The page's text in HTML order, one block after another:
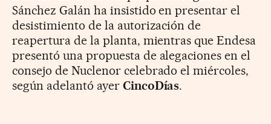
Sánchez Galán ha insistido en presentar el
desistimiento de la autorización de
reapertura de la planta, mientras que Endesa
presentó una propuesta de alegaciones en el
consejo de Nuclenor celebrado el miércoles,
según adelantó ayer CincoDías.